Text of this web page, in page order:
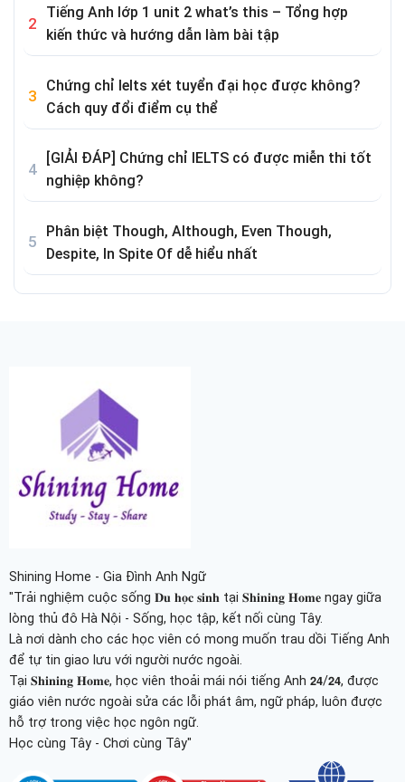
Tiếng Anh lớp 1 unit 2 what’s this – Tổng hợp
kiến thức và hướng dẫn làm bài tập
Chứng chỉ Ielts xét tuyển đại học được không?
Cách quy đổi điểm cụ thể
[GIẢI ĐÁP] Chứng chỉ IELTS có được miễn thi tốt
nghiệp không?
Phân biệt Though, Although, Even Though,
Despite, In Spite Of dễ hiểu nhất
Shining Home - Gia Đình Anh Ngữ
"Trải nghiệm cuộc sống 𝐃𝐮 𝐡𝐨̣𝐜 𝐬𝐢𝐧𝐡 tại 𝐒𝐡𝐢𝐧𝐢𝐧𝐠 𝐇𝐨𝐦𝐞 ngay giữa
lòng thủ đô Hà Nội - Sống, học tập, kết nối cùng Tây.
Là nơi dành cho các học viên có mong muốn trau dồi Tiếng Anh
để tự tin giao lưu với người nước ngoài.
Tại 𝐒𝐡𝐢𝐧𝐢𝐧𝐠 𝐇𝐨𝐦𝐞, học viên thoải mái nói tiếng Anh 𝟮𝟰/𝟮𝟰, được
giáo viên nước ngoài sửa các lỗi phát âm, ngữ pháp, luôn được
hỗ trợ trong việc học ngôn ngữ.
Học cùng Tây - Chơi cùng Tây"